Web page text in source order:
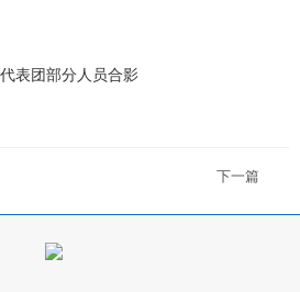
代表团部分人员合影
下一篇